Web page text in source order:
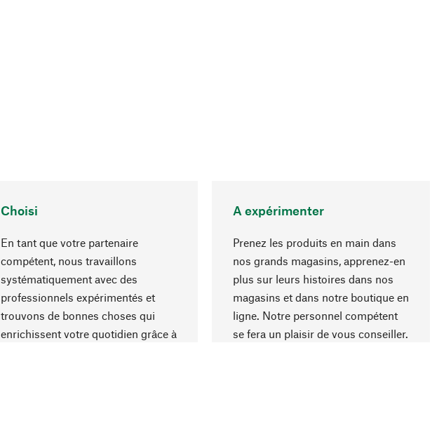
Choisi
En tant que votre partenaire
compétent, nous travaillons
systématiquement avec des
professionnels expérimentés et
trouvons de bonnes choses qui
enrichissent votre quotidien grâce à
A expérimenter
Prenez les produits en main dans
nos grands magasins, apprenez-en
plus sur leurs histoires dans nos
magasins et dans notre boutique en
ligne. Notre personnel compétent
se fera un plaisir de vous conseiller.